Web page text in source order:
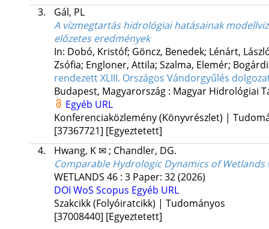
3.
Gál, PL
A vízmegtartás hidrológiai hatásainak
előzetes eredmények
In: Dobó, Kristóf; Göncz, Benedek; Lénárt,
Zsófia; Engloner, Attila; Szalma, Elemér;
rendezett XLIII. Országos Vándorgyűlés
Budapest, Magyarország : Magyar Hidrológiai
Egyéb URL
Konferenciaközlemény (Könyvrészlet) |
[37367721] [Egyeztetett]
4.
Hwang, K ✉; Chandler, DG.
Comparable Hydrologic Dynamics of
WETLANDS 46: 3 Paper: 32(2026)
DOI WoS Scopus Egyéb URL
Szakcikk (Folyóiratcikk) | Tudományos
[37008440] [Egyeztetett]